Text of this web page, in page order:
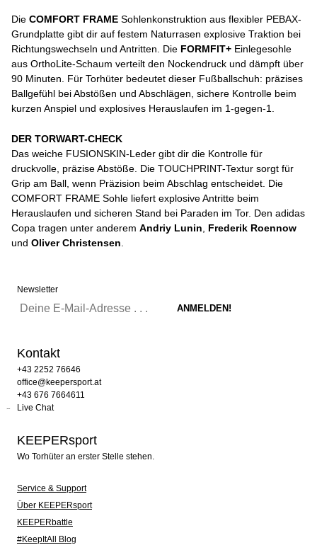
Die COMFORT FRAME Sohlenkonstruktion aus flexibler PEBAX-
Grundplatte gibt dir auf festem Naturrasen explosive Traktion bei
Richtungswechseln und Antritten. Die FORMFIT+ Einlegesohle
aus OrthoLite-Schaum verteilt den Nockendruck und dämpft über
90 Minuten. Für Torhüter bedeutet dieser Fußballschuh: präzises
Ballgefühl bei Abstößen und Abschlägen, sichere Kontrolle beim
kurzen Anspiel und explosives Herauslaufen im 1-gegen-1.
DER TORWART-CHECK
Das weiche FUSIONSKIN-Leder gibt dir die Kontrolle für
druckvolle, präzise Abstöße. Die TOUCHPRINT-Textur sorgt für
Grip am Ball, wenn Präzision beim Abschlag entscheidet. Die
COMFORT FRAME Sohle liefert explosive Antritte beim
Herauslaufen und sicheren Stand bei Paraden im Tor. Den adidas
Copa tragen unter anderem Andriy Lunin
Frederik Roennow
und Oliver Christensen
Newsletter
Kontakt
+43 2252 76646
office@keepersport.at
+43 676 7664611
Live Chat
KEEPERsport
Wo Torhüter an erster Stelle stehen.
Service & Support
Über KEEPERsport
KEEPERbattle
#KeepItAll Blog